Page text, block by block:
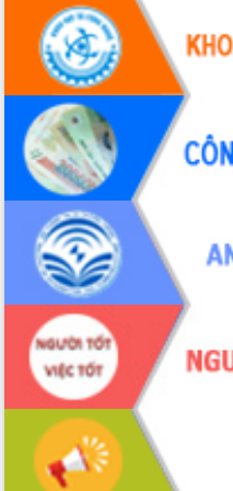
Đắk Lắk: Tôn vinh 46 giải pháp tại Hội
thi Sáng tạo Kỹ thuật 2024 - 2025
Đắk Lắk rà soát, điều chỉnh Đề án 190
về phát triển nuôi trồng thủy sản
Phó Chủ tịch UBND tỉnh Đắk Lắk
Trương Công Thái kiểm tra thực địa
Dự án cao tốc Khánh Hòa - Buôn Ma
Thuột
Định vị cà phê Việt Nam như một “di
sản sống” trong dòng chảy toàn cầu
Xây dựng nông thôn mới: Nâng cao đời
sống người dân từ những mô hình thiết
thực
Quyết liệt tháo gỡ vướng mắc, đẩy
nhanh tiến độ các dự án trọng điểm
trong Khu kinh tế Nam Phú Yên
Hòn Yến phát triển du lịch gắn với bảo
tồn biển
Lấy ý kiến điều chỉnh Quy hoạch tỉnh
Đắk Lắk thời kỳ 2021-2030, tầm nhìn